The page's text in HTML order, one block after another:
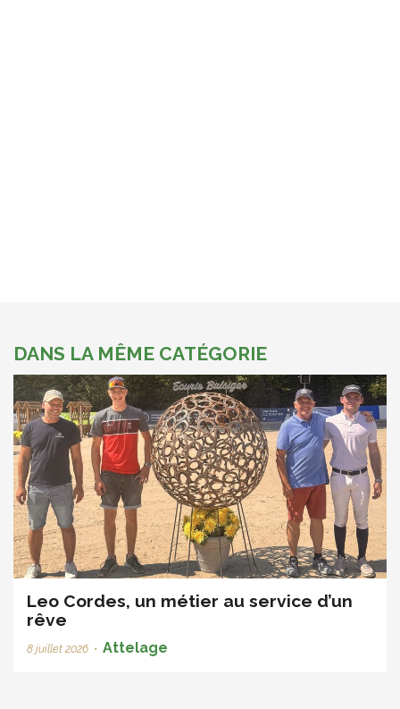
DANS LA MÊME CATÉGORIE
Leo Cordes, un métier au service d’un
rêve
8 juillet 2026 • Attelage